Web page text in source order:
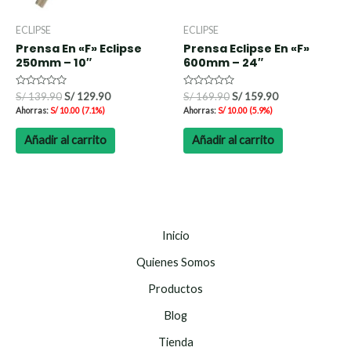
ECLIPSE
Prensa En «F» Eclipse
250mm – 10″
Valorado
con
0
5
S/139.90S/129.90
Ahorras:S/10.00 (7.1%)
Añadir al carrito
ECLIPSE
Prensa Eclipse En «F»
600mm – 24″
Valorado
con
0
5
S/169.90S/159.90
Ahorras:S/10.00 (5.9%)
Añadir al carrito
Inicio
Quienes Somos
Productos
Blog
Tienda